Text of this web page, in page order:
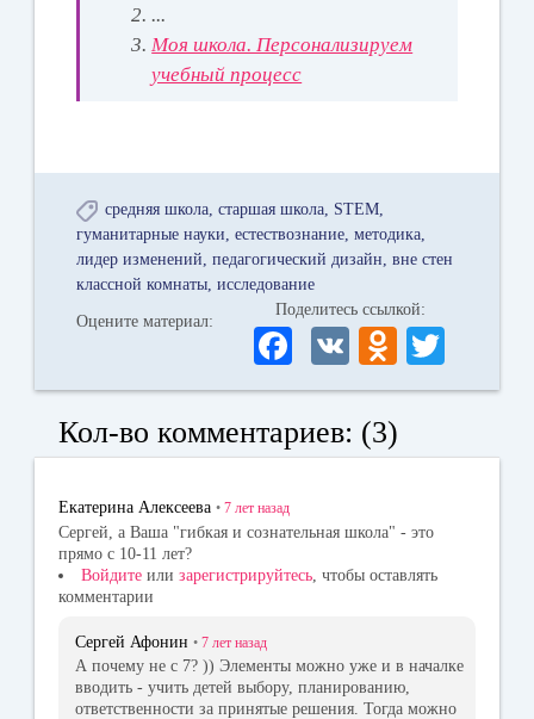
...
Моя школа. Персонализируем
учебный процесс
средняя школа старшая школа STEM
гуманитарные науки
естествознание методика
лидер изменений
педагогический дизайн
вне стен
классной комнаты исследование
Оцените материал:
Поделитесь ссылкой:
Fa
ce
bo
ok
V
K
O
dn
la
ni
ki
wi
r
Кол-во комментариев: (3)
Екатерина Алексеева • 7 лет назад
Сергей, а Ваша "гибкая и сознательная школа" - это
прямо с 10-11 лет?
Войдите или зарегистрируйтесь , чтобы оставлять
комментарии
Сергей Афонин • 7 лет назад
А почему не с 7? )) Элементы можно уже и в началке
вводить - учить детей выбору, планированию,
ответственности за принятые решения. Тогда можно